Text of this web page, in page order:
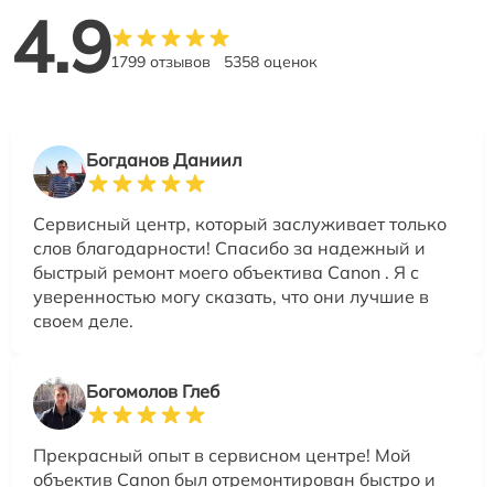
4.91799 отзывов 5358 оценок
Богданов Даниил
Сервисный центр, который заслуживает только
слов благодарности! Спасибо за надежный и
быстрый ремонт моего объектива Canon . Я с
уверенностью могу сказать, что они лучшие в
своем деле.
Богомолов Глеб
Прекрасный опыт в сервисном центре! Мой
объектив Canon был отремонтирован быстро и